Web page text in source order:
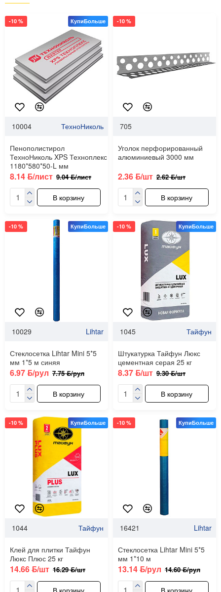
КупиБольше
-10 %
10004 ТехноНиколь
Пенополистирол
ТехноНиколь XPS Техноплекс
1180*580*50-L мм
8.14 ƃ/лист 9.04 ƃ/лист
В корзину
-10 %
705
Уголок перфорированный
алюминиевый 3000 мм
2.36 ƃ/шт 2.62 ƃ/шт
В корзину
КупиБольше
-10 %
10029 Lihtar
Стеклосетка Lihtar Mini 5*5
мм 1*5 м синяя
6.97 ƃ/рул 7.75 ƃ/рул
В корзину
КупиБольше
-10 %
1045 Тайфун
Штукатурка Тайфун Люкс
цементная серая 25 кг
8.37 ƃ/шт 9.30 ƃ/шт
В корзину
КупиБольше
-10 %
1044 Тайфун
Клей для плитки Тайфун
Люкс Плюс 25 кг
14.66 ƃ/шт 16.29 ƃ/шт
В корзину
КупиБольше
-10 %
16421 Lihtar
Стеклосетка Lihtar Mini 5*5
мм 1*10 м
13.14 ƃ/рул 14.60 ƃ/рул
В корзину